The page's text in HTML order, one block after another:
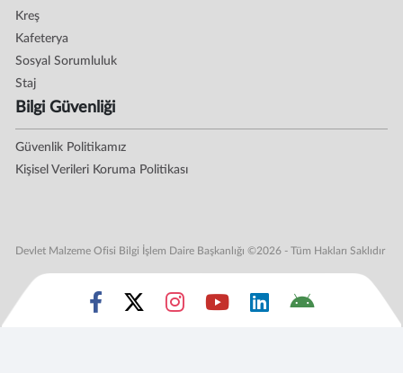
Kreş
Kafeterya
Sosyal Sorumluluk
Staj
Bilgi Güvenliği
Güvenlik Politikamız
Kişisel Verileri Koruma Politikası
Devlet Malzeme Ofisi Bilgi İşlem Daire Başkanlığı ©2026 - Tüm Hakları Saklıdır